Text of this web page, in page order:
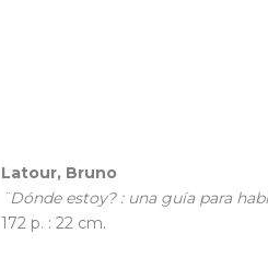
Latour, Bruno
¨Dónde estoy? : una guía para
172 p. : 22 cm.